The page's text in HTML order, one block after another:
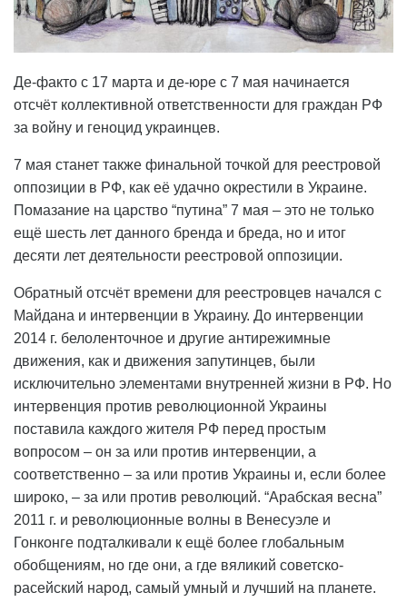
Де-факто с 17 марта и де-юре с 7 мая начинается
отсчёт коллективной ответственности для граждан РФ
за войну и геноцид украинцев.
7 мая станет также финальной точкой для реестровой
оппозиции в РФ, как её удачно окрестили в Украине.
Помазание на царство “путина” 7 мая – это не только
ещё шесть лет данного бренда и бреда, но и итог
десяти лет деятельности реестровой оппозиции.
Обратный отсчёт времени для реестровцев начался с
Майдана и интервенции в Украину. До интервенции
2014 г. белоленточное и другие антирежимные
движения, как и движения запутинцев, были
исключительно элементами внутренней жизни в РФ. Но
интервенция против революционной Украины
поставила каждого жителя РФ перед простым
вопросом – он за или против интервенции, а
соответственно – за или против Украины и, если более
широко, – за или против революций. “Арабская весна”
2011 г. и революционные волны в Венесуэле и
Гонконге подталкивали к ещё более глобальным
обобщениям, но где они, а где вяликий советско-
расейский народ, самый умный и лучший на планете.